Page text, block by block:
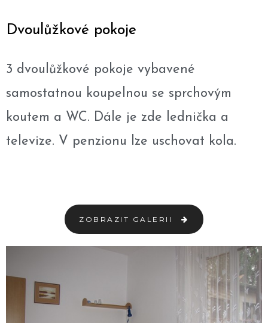
Dvoulůžkové pokoje
3 dvoulůžkové pokoje vybavené
samostatnou koupelnou se sprchovým
koutem a WC. Dále je zde lednička a
televize. V penzionu lze uschovat kola.
ZOBRAZIT GALERII